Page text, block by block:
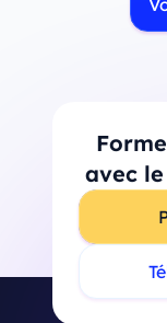
avec